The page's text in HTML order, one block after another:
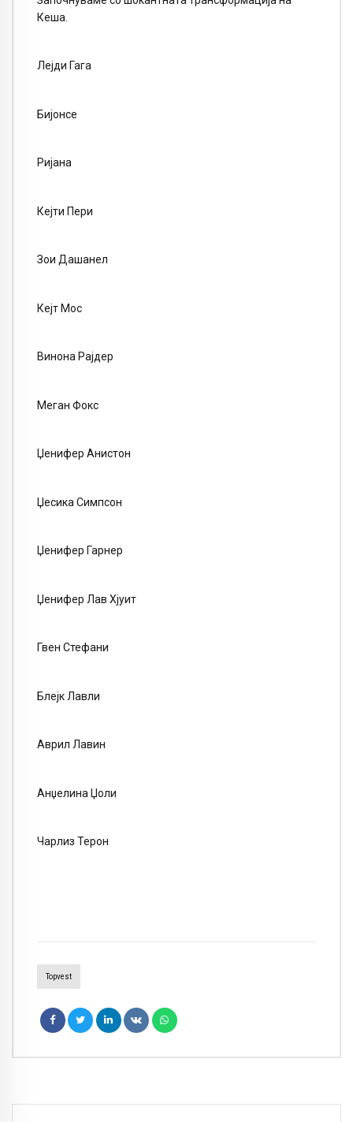
Кеша.
Лејди Гага
Бијонсе
Ријана
Кејти Пери
Зои Дашанел
Кејт Мос
Винона Рајдер
Меган Фокс
Џенифер Анистон
Џесика Симпсон
Џенифер Гарнер
Џенифер Лав Хјуит
Гвен Стефани
Блејк Лавли
Аврил Лавин
Анџелина Џоли
Чарлиз Терон
Topvest